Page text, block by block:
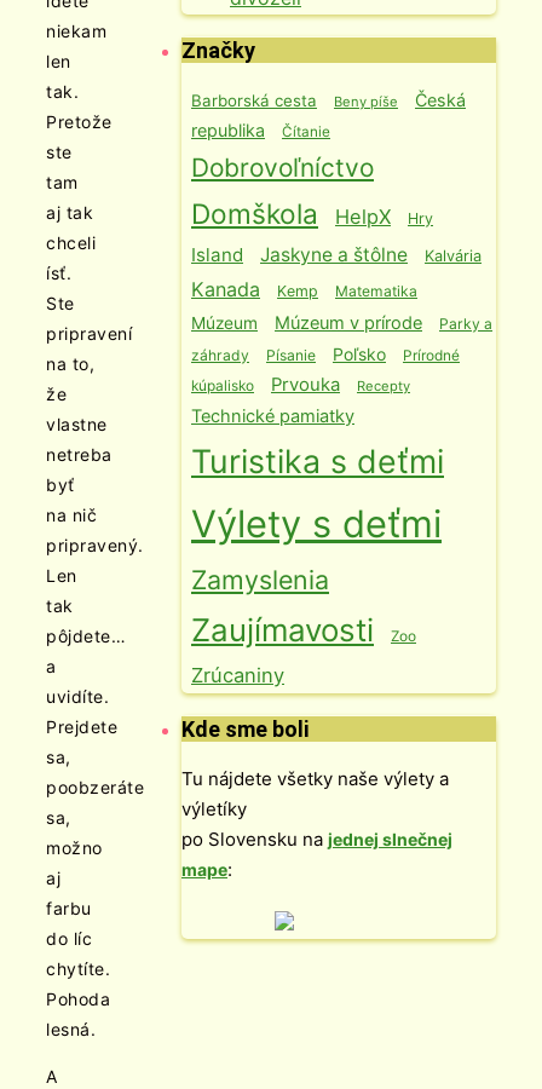
niekam
len
tak.
Pretože
ste
tam
aj tak
chceli
ísť.
Ste
pripravení
na to,
že
vlastne
netreba
byť
na nič
pripravený.
Len
tak
pôjdete…
a
uvidíte.
Prejdete
sa,
poobzeráte
sa,
možno
aj
farbu
do líc
chytíte.
Pohoda
lesná.
A
Značky
Barborská cesta Beny píše
Česká
republika
Čítanie
Dobrovoľníctvo
Domškola HelpX Hry
Island Jaskyne a štôlne Kalvária
Kanada Kemp Matematika
Múzeum Múzeum v prírode
Parky a
záhrady
Písanie Poľsko
Prírodné
kúpalisko
Prvouka Recepty
Technické pamiatky
Turistika s deťmi
Výlety s deťmi
Zamyslenia
Zaujímavosti Zoo
Zrúcaniny
Kde sme boli
Tu nájdete všetky naše výlety a
výletíky
po Slovensku na jednej slnečnej
mape: